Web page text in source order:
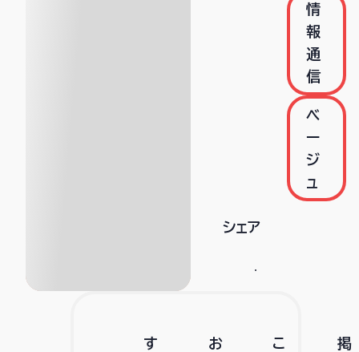
情
報
通
信
ベ
ー
ジ
ュ
シェア
す
お
こ
掲